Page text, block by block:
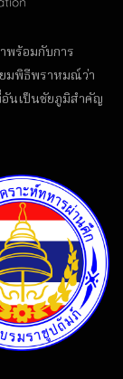
พร้อมกับการ
มพิธีพราหมณ์ว่า
อันเป็นชัยภูมิสำคัญ